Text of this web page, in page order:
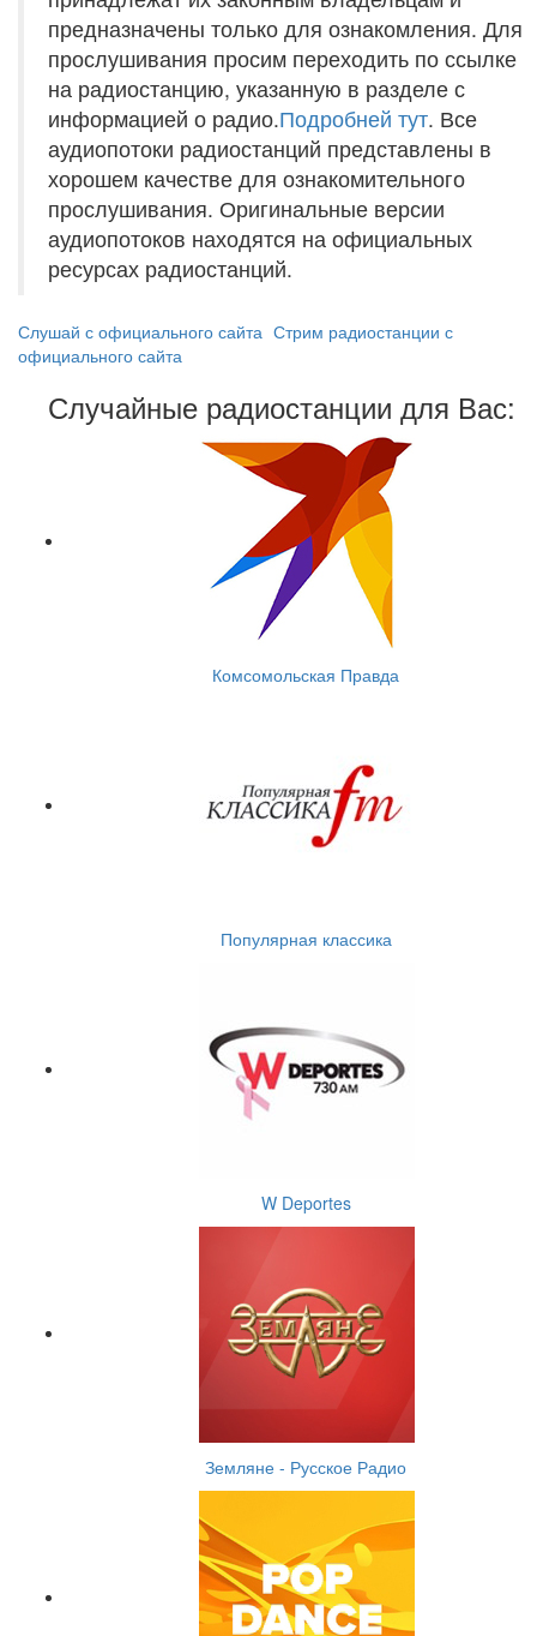
предназначены только для ознакомления. Для
прослушивания просим переходить по ссылке
на радиостанцию, указанную в разделе с
информацией о радио.Подробней тут. Все
аудиопотоки радиостанций представлены в
хорошем качестве для ознакомительного
прослушивания. Оригинальные версии
аудиопотоков находятся на официальных
ресурсах радиостанций.
Слушай с официального сайта Стрим радиостанции с
официального сайта
Случайные радиостанции для Вас:
Комсомольская Правда
Популярная классика
W Deportes
Земляне - Русское Радио